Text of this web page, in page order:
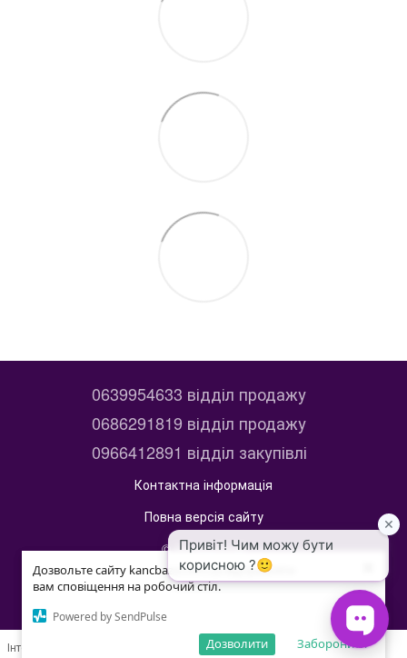
Дозвольте сайту kancbaza.com.ua відправляти
вам сповіщення на робочий стіл.
Powered by SendPulse
Заборонити
Дозволити
Дозвольте сайту kancbaza.com.ua відправляти
вам сповіщення на робочий стіл.
Powered by SendPulse
Заборонити
Дозволити
0639954633 відділ продажу
0686291819 відділ продажу
0966412891 відділ закупівлі
Контактна інформація
Повна версія сайту
© 2014—2026
kancbaza
Укр Рус
Інтернет-магазин створений з Хорошоп